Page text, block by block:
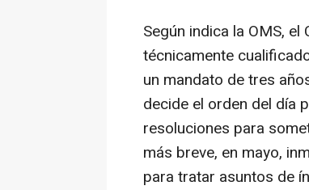
Según indica la OMS,
técnicamente
un mandato de tres
decide el orden del día
resoluciones para
más breve, en mayo,
para tratar asuntos de